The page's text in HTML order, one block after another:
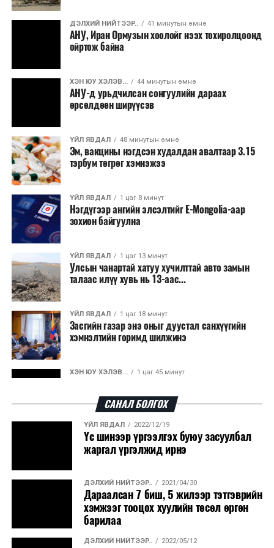
төсөлд тооцоолол хийж ажиллан, асуудлыг хэлэлцэж,
олонхын саналаар шийдвэрлэж, тодорхой саналуудыг
шинжилгээ хийж, үүнд үндэслэн нийслэл, орон
нутгийн төсвийн ерөнхийлөн захирагчдын урсгал
захирагчдын урсгал зардлыг 12.8 хувиар бууруулах,
төсвийн ерөнхийлөн захирагчдын зарим урсгал
зардлыг 2025 оны түвшинд барих, тэвчиж болох
зарим зардлуудыг хойшлуулах, хөрөнгө оруулалтын
төслүүдийн хувьд улсын хөгжлийн жилийн
төлөвлөгөөтэйгөө уялдаагүй зарим төслүүдийг
хасах, 2027 он болон дараа онууд руу шилжих
төслүүдийн санхүүжилтийг тодорхой хувиар
бууруулах, зарим салбарын тоног төхөөрөмжийн
зардлыг 50 хувиар бууруулах, НҮБ-ын Цөлжилттэй
тэмцэх тухай конвенцын Талуудын 17 дугаар бага
хурлын барилга, байгууламжийн санхүүжилтийг
бууруулах зэрэг зарчмыг баримталсан гэж байлаа.
Харин зардал нэмэгдүүлэх чиглэлээр урсгал зардлын
гүйцэтгэлийн санхүүжилтийг нэмэгдүүлэх, эмч,
өмчийн эрдэм шинжилгээний байгууллагын
ажилчдын цалин болон өндөр насны тэтгэвэр,
халамжийн тэтгэврийг нэмэгдүүлэхээр санал оруулж
байна. Түүнчлэн ажлын хэсэгт Улсын Их Хурлын
гишүүд, төрийн болон төрийн бус байгууллагаас албан
бичгээр ирүүлсэн санал тус бүрийг судалж,
хуралдаанаар хэлэлцсэнийг онцолсон.
Ингээд Төсвийн байнгын хорооны тогтоолоор
байгуулагдсан ажлын хэсэг, Байнгын хороод,
ДЭЛХИЙ НИЙТЭЭР.. 41 минутын өмнө
АНУ, Иран Ормузын хоолойг нээх тохиролцоонд
ойртож байна
ХЭН ЮУ ХЭЛЭВ... 44 минутын өмнө
АНУ-д урьдчилсан сонгуулийн дараах
өрсөлдөөн ширүүсэв
ҮЙЛ ЯВДАЛ 48 минутын өмнө
Эм, вакцины нэгдсэн худалдан авалтаар 3.15
тэрбум төгрөг хэмнэжээ
ҮЙЛ ЯВДАЛ 1 цаг 8 минут
Нэгдүгээр ангийн элсэлтийг E-Mongolia-аар
зохион байгуулна
ҮЙЛ ЯВДАЛ 1 цаг 13 минут
Улсын чанартай хатуу хучилттай авто замын
талаас илүү хувь нь 13-аас...
ҮЙЛ ЯВДАЛ 1 цаг 18 минут
Засгийн газар энэ оныг дуустал санхүүгийн
хэмнэлтийн горимд шилжинэ
ХЭН ЮУ ХЭЛЭВ... 1 цаг 45 минут
2027 оны хоёрдугаар сарын ...
ҮЙЛ ЯВДАЛ 1 цаг 56 минут
Нөөцийн махны хяналтын тогтолцоог
шинэчилнэ
ХЭН ЮУ ХЭЛЭВ... 2 цаг 2 минут
Монгол Улс COP17 бага хуралд 6.5 тэрбум
ам.долларын санхүүжилт татах...
ҮЙЛ ЯВДАЛ 2 цаг 8 минут
САНАЛ БОЛГОХ
ҮЙЛ ЯВДАЛ 2022/12/19
Үс шинээр үргээлгэх буюу засуулбал
жаргал үргэлжид ирнэ
ДЭЛХИЙ НИЙТЭЭР.. 2021/04/30
Дараалсан 7 биш, 5 жилээр тэтгэврийн
хэмжээг тооцох хуулийн төсөл өргөн
барилаа
ДЭЛХИЙ НИЙТЭЭР.. 2022/05/12